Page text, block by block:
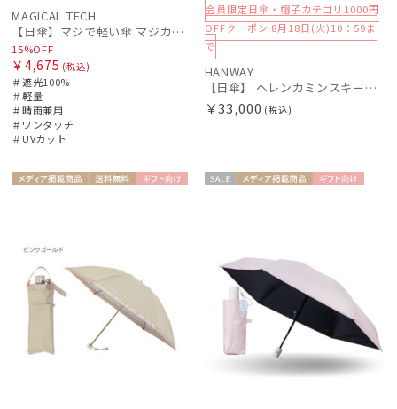
マフラー・ストール・スカーフ
帽子
手袋・アームカバー
その他
MAGICAL TECH
【日傘】マジで軽い傘 マジカルテックプロテクション(MAGICAL TECH PROTECTION) 50cm 晴雨兼用傘自動開閉折りたたみ日傘 一級遮光100% UV 軽量 機能性 人気
15%OFF
￥4,675 (税込)
＃遮光100%
＃軽量
＃晴雨兼用
＃ワンタッチ
＃UVカット
会員限定日傘・帽子カテゴリ1000円
OFFクーポン 8月18日(火)10：59ま
で
HANWAY
【日傘】 ヘレンカミンスキー（HELEN KAMINSKI） X ハンウェイ (HANWAY) コラボ プロヴァンスタイプ 麻無地 ラフィアコード 折りたたみ傘 曲がり手元 純パラソル
￥33,000 (税込)